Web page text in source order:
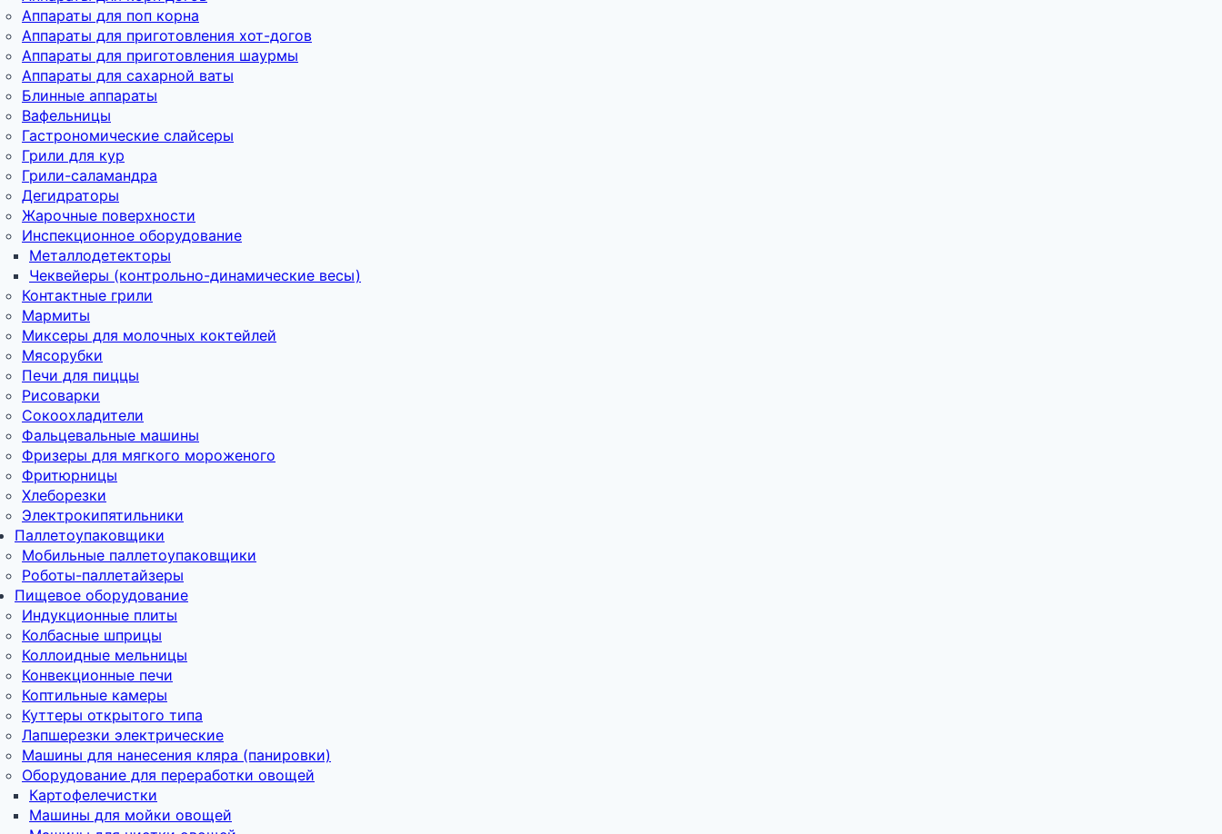
Аппараты для поп корна
Аппараты для приготовления хот-догов
Аппараты для приготовления шаурмы
Аппараты для сахарной ваты
Блинные аппараты
Вафельницы
Гастрономические слайсеры
Грили для кур
Грили-саламандра
Дегидраторы
Жарочные поверхности
Инспекционное оборудование
Металлодетекторы
Чеквейеры (контрольно-динамические весы)
Контактные грили
Мармиты
Миксеры для молочных коктейлей
Мясорубки
Печи для пиццы
Рисоварки
Сокоохладители
Фальцевальные машины
Фризеры для мягкого мороженого
Фритюрницы
Хлеборезки
Электрокипятильники
Паллетоупаковщики
Мобильные паллетоупаковщики
Роботы-паллетайзеры
Пищевое оборудование
Индукционные плиты
Колбасные шприцы
Коллоидные мельницы
Конвекционные печи
Коптильные камеры
Куттеры открытого типа
Лапшерезки электрические
Машины для нанесения кляра (панировки)
Оборудование для переработки овощей
Картофелечистки
Машины для мойки овощей